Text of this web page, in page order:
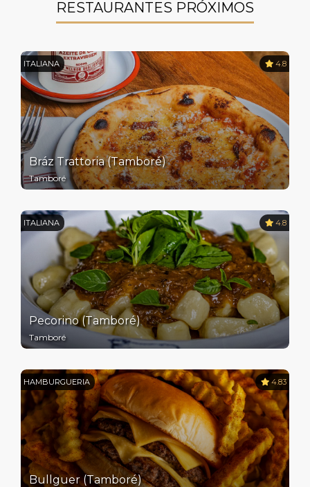
RESTAURANTES PRÓXIMOS
ITALIANA 4.8
Bráz Trattoria (Tamboré)
Tamboré
ITALIANA 4.8
Pecorino (Tamboré)
Tamboré
HAMBURGUERIA 4.83
Bullguer (Tamboré)